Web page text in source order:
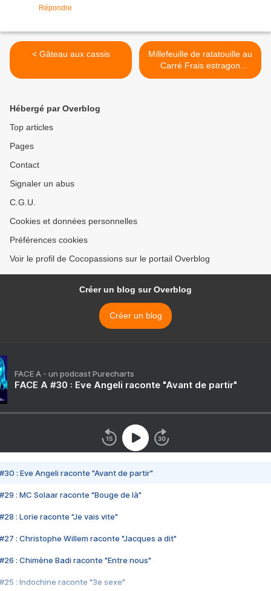
Répondre
< Gâteau aux cassis
Millefeuille de ratatouille au
Carré Frais estragon
échalotes >
Hébergé par Overblog
Top articles
Pages
Contact
Signaler un abus
C.G.U.
Cookies et données personnelles
Préférences cookies
Voir le profil de Cocopassions sur le portail Overblog
Créer un blog sur Overblog
Créer un blog
FACE A - un podcast Purecharts
FACE A #30 : Eve Angeli raconte "Avant de partir"
#30 : Eve Angeli raconte "Avant de partir"
#29 : MC Solaar raconte "Bouge de là"
#28 : Lorie raconte "Je vais vite"
#27 : Christophe Willem raconte "Jacques a dit"
#26 : Chimène Badi raconte "Entre nous"
#25 : Indochine raconte "3e sexe"